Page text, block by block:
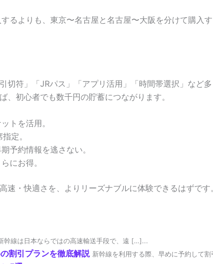
るよりも、東京〜名古屋と名古屋〜大阪を分けて購入
切符」「JRパス」「アプリ活用」「時間帯選択」など
初心者でも数千円の貯蓄につながります。
トを活用。
定。
予約情報を逃さない。
にお得。
速・快適さを、よりリーズナブルに体験できるはずで
幹線は日本ならではの高速輸送手段で、遠 […]...
割引プランを徹底解説 新幹線を利用する際、早めに予約して